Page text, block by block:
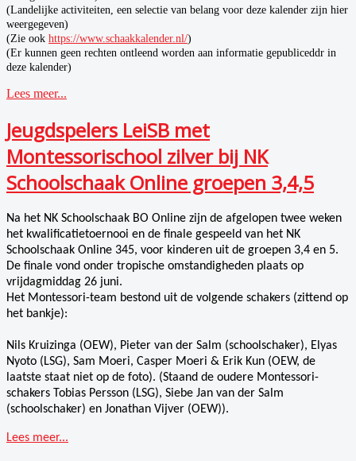
(Landelijke activiteiten, een selectie van belang voor deze kalender zijn hier
weergegeven)
(Zie ook https://www.schaakkalender.nl/)
(Er kunnen geen rechten ontleend worden aan informatie gepubliceddr in
deze kalender)
Lees meer...
Jeugdspelers LeiSB met
Montessorischool zilver bij NK
Schoolschaak Online groepen 3,4,5
Na het NK Schoolschaak BO Online zijn de afgelopen twee weken
het kwalificatietoernooi en de finale gespeeld van het NK
Schoolschaak Online 345, voor kinderen uit de groepen 3,4 en 5.
De finale vond onder tropische omstandigheden plaats op
vrijdagmiddag 26 juni.
Het Montessori-team bestond uit de volgende schakers (zittend op
het bankje):
Nils Kruizinga (OEW), Pieter van der Salm (schoolschaker), Elyas
Nyoto (LSG), Sam Moeri, Casper Moeri & Erik Kun (OEW, de
laatste staat niet op de foto). (Staand de oudere Montessori-
schakers Tobias Persson (LSG), Siebe Jan van der Salm
(schoolschaker) en Jonathan Vijver (OEW)).
Lees meer...